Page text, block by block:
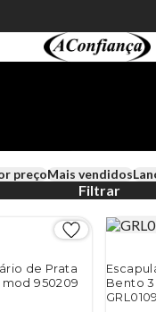
preçoMais vendidos
Filtrar
de Prata
950209
Bento